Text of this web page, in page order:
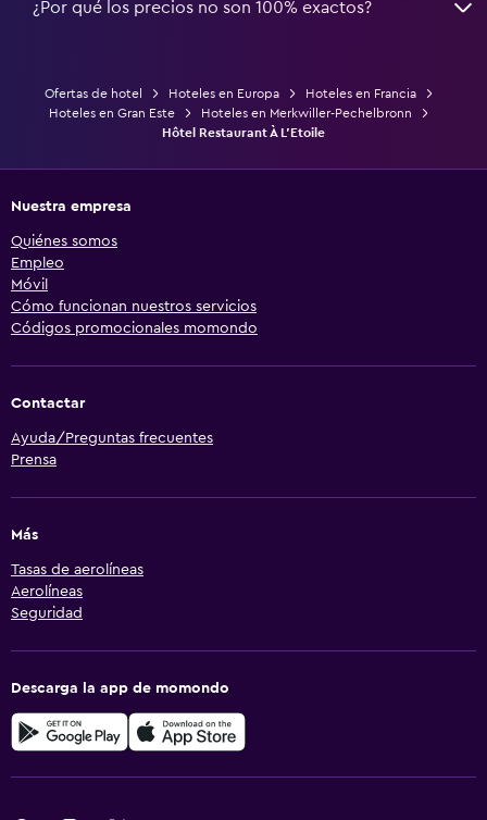
¿Por qué los precios no son 100% exactos?
Ofertas de hotel Hoteles en Europa
Hoteles en Francia
Hoteles en Gran Este
Hoteles en Merkwiller-Pechelbronn
Hôtel Restaurant À L'Etoile
Nuestra empresa
Quiénes somos
Empleo
Móvil
Cómo funcionan nuestros servicios
Códigos promocionales momondo
Contactar
Ayuda/Preguntas frecuentes
Prensa
Más
Tasas de aerolíneas
Aerolíneas
Seguridad
Descarga la app de momondo